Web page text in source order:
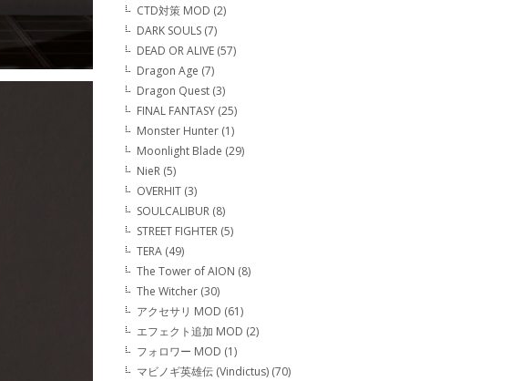
CTD対策 MOD (2)
DARK SOULS (7)
DEAD OR ALIVE (57)
Dragon Age (7)
Dragon Quest (3)
FINAL FANTASY (25)
Monster Hunter (1)
Moonlight Blade (29)
NieR (5)
OVERHIT (3)
SOULCALIBUR (8)
STREET FIGHTER (5)
TERA (49)
The Tower of AION (8)
The Witcher (30)
アクセサリ MOD (61)
エフェクト追加 MOD (2)
フォロワー MOD (1)
マビノギ英雄伝 (Vindictus) (70)